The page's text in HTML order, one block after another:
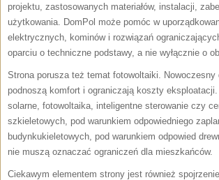
projektu, zastosowanych materiałów, instalacji,
użytkowania. DomPol może pomóc w
elektrycznych, kominów i rozwiązań
oparciu o techniczne podstawy, a nie wyłącznie o
Strona porusza też temat fotowoltaiki.
podnoszą komfort i ograniczają koszty eksploatacji.
solarne, fotowoltaika, inteligentne sterowanie czy
szkieletowych, pod warunkiem odpowiedniego
budynkukieletowych, pod warunkiem odpowied
nie muszą oznaczać ograniczeń dla mieszkańców.
Ciekawym elementem strony jest również